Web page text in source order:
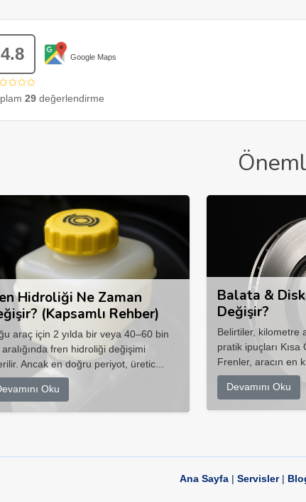
4.8 Google Maps
29değerlendirme
Hidroliği Ne Zaman
(Kapsamlı Rehber)
araç için 2 yılda bir veya 40–60 bin
aralığında fren hidroliği değişimi
Ancak en doğru periyot, üretic...
Oku
Balata &
Değişir?
Belirtiler, kilometre
pratik ipuçları
Frenler, aracın en
Devamını Oku
Ana Sayfa| Servisler|